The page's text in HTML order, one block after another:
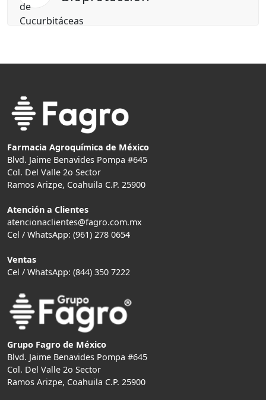
Farmacia Agroquímica de México
Blvd. Jaime Benavides Pompa #645
Col. Del Valle 2o Sector
Ramos Arizpe, Coahuila C.P. 25900
Atención a Clientes
atencionaclientes@fagro.com.mx
Cel / WhatsApp: (961) 278 0654
Ventas
Cel / WhatsApp: (844) 350 7222
Grupo Fagro de México
Blvd. Jaime Benavides Pompa #645
Col. Del Valle 2o Sector
Ramos Arizpe, Coahuila C.P. 25900